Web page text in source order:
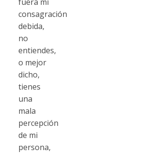
consagración
debida,
no
entiendes,
o mejor
dicho,
tienes
una
mala
percepción
de mi
persona,